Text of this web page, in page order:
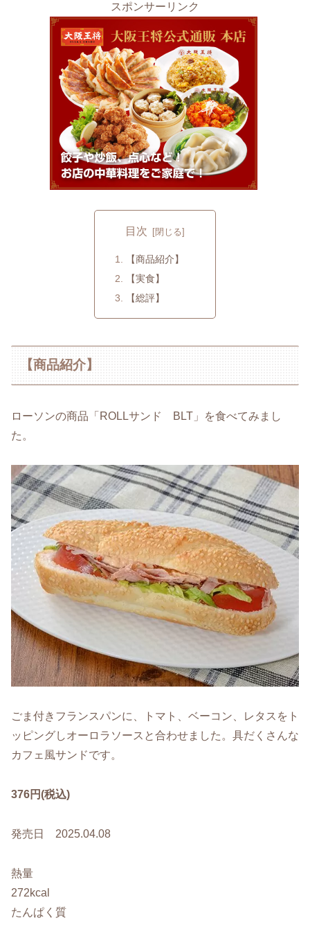
スポンサーリンク
目次
【商品紹介】
【実食】
【総評】
【商品紹介】
ローソンの商品「ROLLサンド BLT」を食べてみまし
た。
ごま付きフランスパンに、トマト、ベーコン、レタスをト
ッピングしオーロラソースと合わせました。具だくさんな
カフェ風サンドです。
376円(税込)
発売日 2025.04.08
熱量
272kcal
たんぱく質